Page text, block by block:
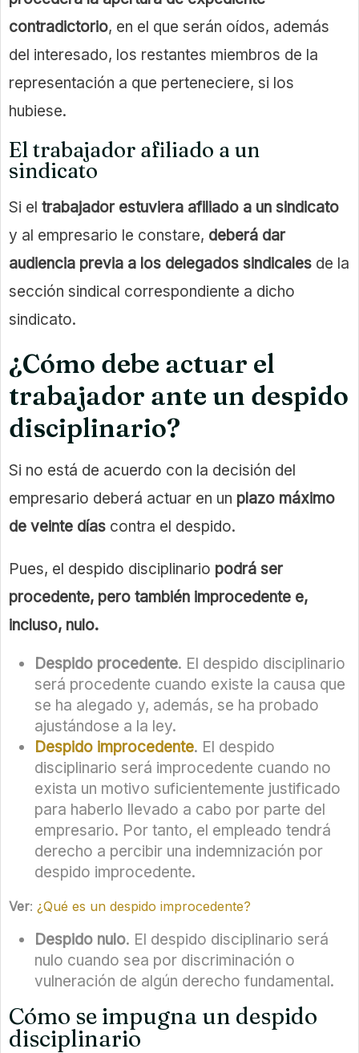
contradictorio, en el que serán oídos, además
del interesado, los restantes miembros de la
representación a que perteneciere, si los
hubiese.
El trabajador afiliado a un
sindicato
Si el trabajador estuviera afiliado a un sindicato
y al empresario le constare, deberá dar
audiencia previa a los delegados sindicales de la
sección sindical correspondiente a dicho
sindicato.
¿Cómo debe actuar el
trabajador ante un despido
disciplinario?
Si no está de acuerdo con la decisión del
empresario deberá actuar en un plazo máximo
de veinte días contra el despido.
Pues, el despido disciplinario podrá ser
procedente, pero también improcedente e,
incluso, nulo.
Despido procedente. El despido disciplinario
será procedente cuando existe la causa que
se ha alegado y, además, se ha probado
ajustándose a la ley.
Despido improcedente. El despido
disciplinario será improcedente cuando no
exista un motivo suficientemente justificado
para haberlo llevado a cabo por parte del
empresario. Por tanto, el empleado tendrá
derecho a percibir una indemnización por
despido improcedente.
Ver: ¿Qué es un despido improcedente?
Despido nulo. El despido disciplinario será
nulo cuando sea por discriminación o
vulneración de algún derecho fundamental.
Cómo se impugna un despido
disciplinario